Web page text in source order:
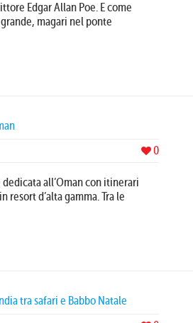
Edgar Allan Poe. E come
magari nel ponte
0
all’Oman con itinerari
resort d’alta gamma. Tra le
tra safari e Babbo Natale